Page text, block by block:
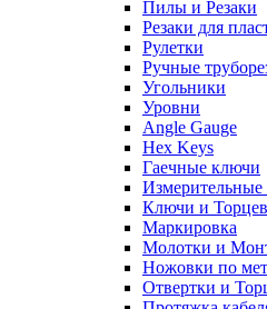
Пилы и Резаки
Резаки для
Рулетки
Ручные
Угольники
Уровни
Angle Gauge
Hex Keys
Гаечные ключи
Ключи и
Маркировка
Молотки и
Ножовки по
Отвертки и